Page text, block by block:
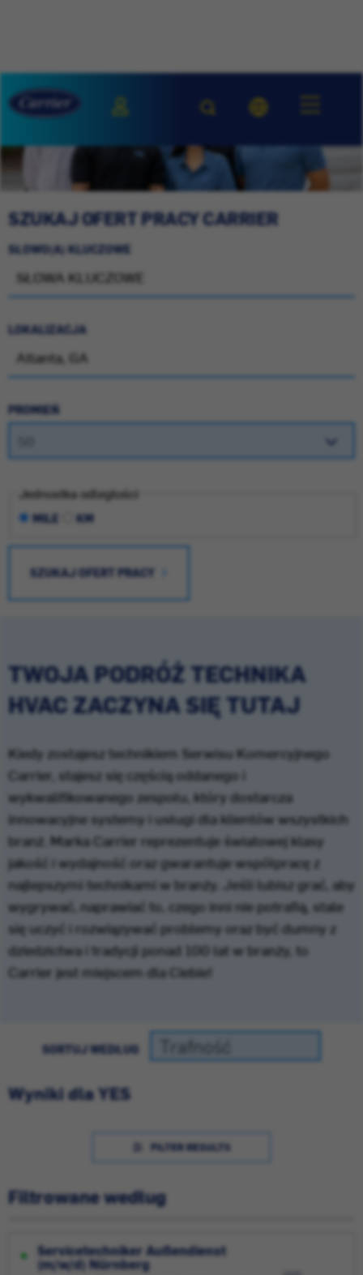
SZUKAJ OFERT PRACY CARRIER
SŁOWO(A) KLUCZOWE
LOKALIZACJA
PROMIEŃ
Jednostka odległości
MILE KM
SZUKAJ OFERT PRACY
TWOJA PODRÓŻ TECHNIKA
HVAC ZACZYNA SIĘ TUTAJ
Kiedy zostajesz technikiem Serwisu Komercyjnego
Carrier, stajesz się częścią oddanego i
wykwalifikowanego zespołu, który dostarcza
innowacyjne systemy i usługi dla klientów wszystkich
branż. Marka Carrier reprezentuje światowej klasy
jakość i wydajność oraz gwarantuje współpracę z
najlepszymi technikami w branży. Jeśli lubisz grać, aby
wygrywać, naprawiać to, czego inni nie potrafią, stale
się uczyć i rozwiązywać problemy oraz być dumny z
dziedzictwa i tradycji ponad 100 lat w branży, to
Carrier jest miejscem dla Ciebie!
SORTUJ WEDŁUG
Wyniki dla YES
FILTER RESULTS
Filtrowane według
Servicetechniker Außendienst
(m/w/d) Nürnberg